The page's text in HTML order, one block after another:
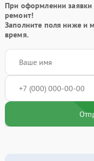
При оформлении заявки
ремонт!
Заполните поля ниже и
время.